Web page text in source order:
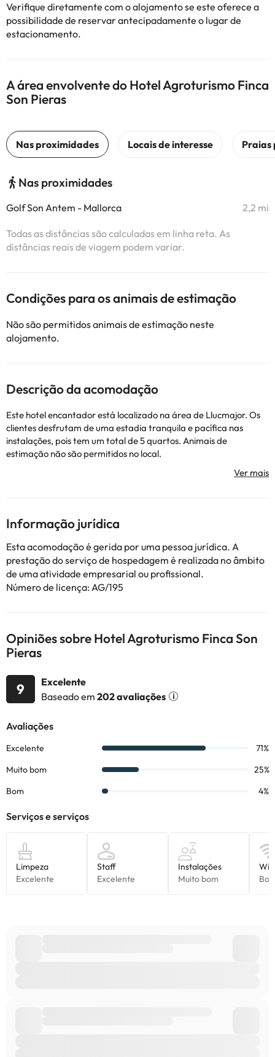
Verifique diretamente com o alojamento se este oferece a
possibilidade de reservar antecipadamente o lugar de
estacionamento.
A área envolvente do Hotel Agroturismo Finca
Son Pieras
Nas proximidades
Golf Son Antem - Mallorca 2,2 mi
Todas as distâncias são calculadas em linha reta. As
distâncias reais de viagem podem variar.
Condições para os animais de estimação
Não são permitidos animais de estimação neste
alojamento.
Descrição da acomodação
Este hotel encantador está localizado na área de Llucmajor. Os
clientes desfrutam de uma estadia tranquila e pacífica nas
instalações, pois tem um total de 5 quartos. Animais de
estimação não são permitidos no local.
informação está sujeita a alterações pelo alojamento.
Alguns dos serviços indicados podem ter custos adicionais. Pode
consultar os respetivos preços diretamente junto do alojamento.
Todas as informações desta página estão sujeitas a alterações
por parte do alojamento. Se tiver alguma dúvida, contacte-nos.
Informação jurídica
Esta acomodação é gerida por uma pessoa jurídica. A
prestação do serviço de hospedagem é realizada no âmbito
de uma atividade empresarial ou profissional.
Número de licença: AG/195
Opiniões sobre Hotel Agroturismo Finca Son
Pieras
9
Excelente
Baseado em 202 avaliações